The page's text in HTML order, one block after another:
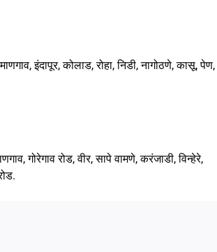
इंदापूर, कोलाड, रोहा, निडी, नागोठणे, कासू, पेण,
गोरेगाव रोड, वीर, सापे वामणे, करंजाडी, विन्हेरे,